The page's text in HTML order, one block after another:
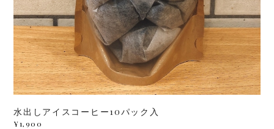
水出しアイスコーヒー10パック入
¥1,900